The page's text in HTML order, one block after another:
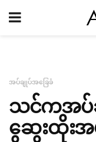
အပ်ချုပ်အခြေခံ
သင်ကအပ်
ဆေးထိုးအ